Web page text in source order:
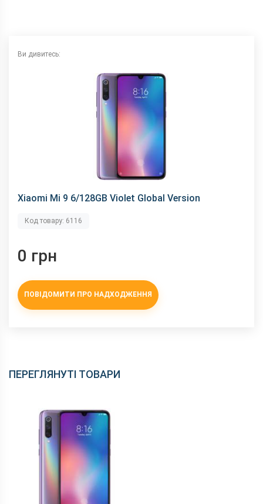
Аудіороз'єм
Характеристики та комплектацію товару виробник може
змінити без повідомлення.
Ви дивитесь:
Xiaomi Mi 9 6/128GB Violet Global Version
Код товару: 6116
0 грн
ПОВІДОМИТИ ПРО НАДХОДЖЕННЯ
ПЕРЕГЛЯНУТІ ТОВАРИ